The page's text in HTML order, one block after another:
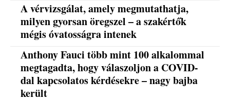
A vérvizsgálat, amely megmutathatja,
milyen gyorsan öregszel – a szakértők
mégis óvatosságra intenek
Anthony Fauci több mint 100 alkalommal
megtagadta, hogy válaszoljon a COVID-
dal kapcsolatos kérdésekre – nagy bajba
került